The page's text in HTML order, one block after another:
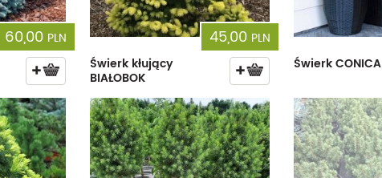
60,00 PLN 45,00 PLN
Świerk kłujący
BIAŁOBOK
Świerk CONICA